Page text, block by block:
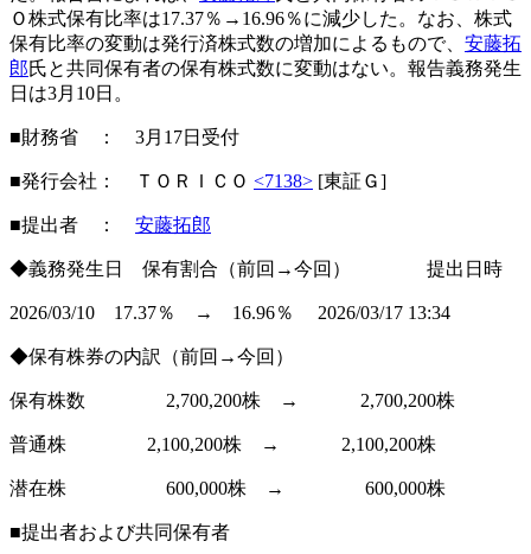
Ｏ株式保有比率は17.37％→16.96％に減少した。なお、株式
保有比率の変動は発行済株式数の増加によるもので、 安藤拓
郎氏と共同保有者の保有株式数に変動はない。報告義務発生
日は3月10日。
■財務省 ： 3月17日受付
■発行会社： ＴＯＲＩＣＯ <7138> [東証Ｇ]
■提出者 ： 安藤拓郎
◆義務発生日 保有割合（前回→今回） 提出日時
2026/03/10 17.37％ → 16.96％ 2026/03/17 13:34
◆保有株券の内訳（前回→今回）
保有株数 2,700,200株 → 2,700,200株
普通株 2,100,200株 → 2,100,200株
潜在株 600,000株 → 600,000株
■提出者および共同保有者